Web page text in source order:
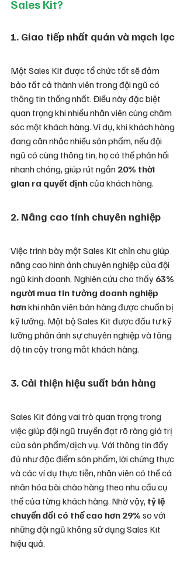
Sales Kit?
1. Giao tiếp nhất quán và mạch lạc
Một Sales Kit được tổ chức tốt sẽ đảm
bảo tất cả thành viên trong đội ngũ có
thông tin thống nhất. Điều này đặc biệt
quan trọng khi nhiều nhân viên cùng chăm
sóc một khách hàng. Ví dụ, khi khách hàng
đang cân nhắc nhiều sản phẩm, nếu đội
ngũ có cùng thông tin, họ có thể phản hồi
nhanh chóng, giúp rút ngắn 20% thời
gian ra quyết định của khách hàng.
2. Nâng cao tính chuyên nghiệp
Việc trình bày một Sales Kit chỉn chu giúp
nâng cao hình ảnh chuyên nghiệp của đội
ngũ kinh doanh. Nghiên cứu cho thấy 63%
người mua tin tưởng doanh nghiệp
hơn khi nhân viên bán hàng được chuẩn bị
kỹ lưỡng. Một bộ Sales Kit được đầu tư kỹ
lưỡng phản ánh sự chuyên nghiệp và tăng
độ tin cậy trong mắt khách hàng.
3. Cải thiện hiệu suất bán hàng
Sales Kit đóng vai trò quan trọng trong
việc giúp đội ngũ truyền đạt rõ ràng giá trị
của sản phẩm/dịch vụ. Với thông tin đầy
đủ như đặc điểm sản phẩm, lời chứng thực
và các ví dụ thực tiễn, nhân viên có thể cá
nhân hóa bài chào hàng theo nhu cầu cụ
thể của từng khách hàng. Nhờ vậy, tỷ lệ
chuyển đổi có thể cao hơn 29% so với
những đội ngũ không sử dụng Sales Kit
hiệu quả.